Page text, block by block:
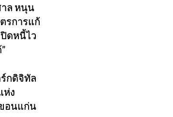
ล หนุน
รการแก้
ดหนี้ไว
กดิจิทัล
ห่ง
อนแก่น